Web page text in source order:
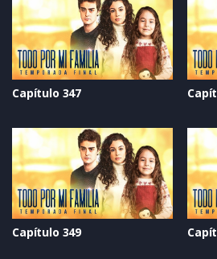
Capítulo 347
Capítulo 349